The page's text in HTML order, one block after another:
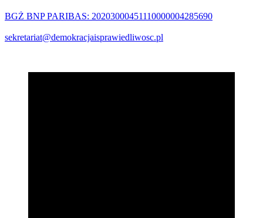
BGŻ BNP PARIBAS: 20203000451110000004285690
sekretariat@demokracjaisprawiedliwosc.pl